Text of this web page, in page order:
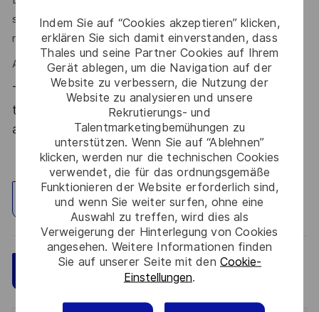
Indem Sie auf “Cookies akzeptieren” klicken,
erklären Sie sich damit einverstanden, dass
Thales und seine Partner Cookies auf Ihrem
Gerät ablegen, um die Navigation auf der
Website zu verbessern, die Nutzung der
Website zu analysieren und unsere
Rekrutierungs- und
Talentmarketingbemühungen zu
unterstützen. Wenn Sie auf “Ablehnen”
klicken, werden nur die technischen Cookies
verwendet, die für das ordnungsgemäße
Funktionieren der Website erforderlich sind,
und wenn Sie weiter surfen, ohne eine
Auswahl zu treffen, wird dies als
Verweigerung der Hinterlegung von Cookies
angesehen. Weitere Informationen finden
Sie auf unserer Seite mit den Cookie-
Einstellungen.
sens de la communication sont des atouts que l’on vous
reconnaît ?
Alors ce poste est fait pour vous !
Thales, entreprise Handi-Engagée, reconnait
tous les talents. La diversité est notre meilleur
atout. Postulez et rejoignez nous !
Standort erkunden
Speichern